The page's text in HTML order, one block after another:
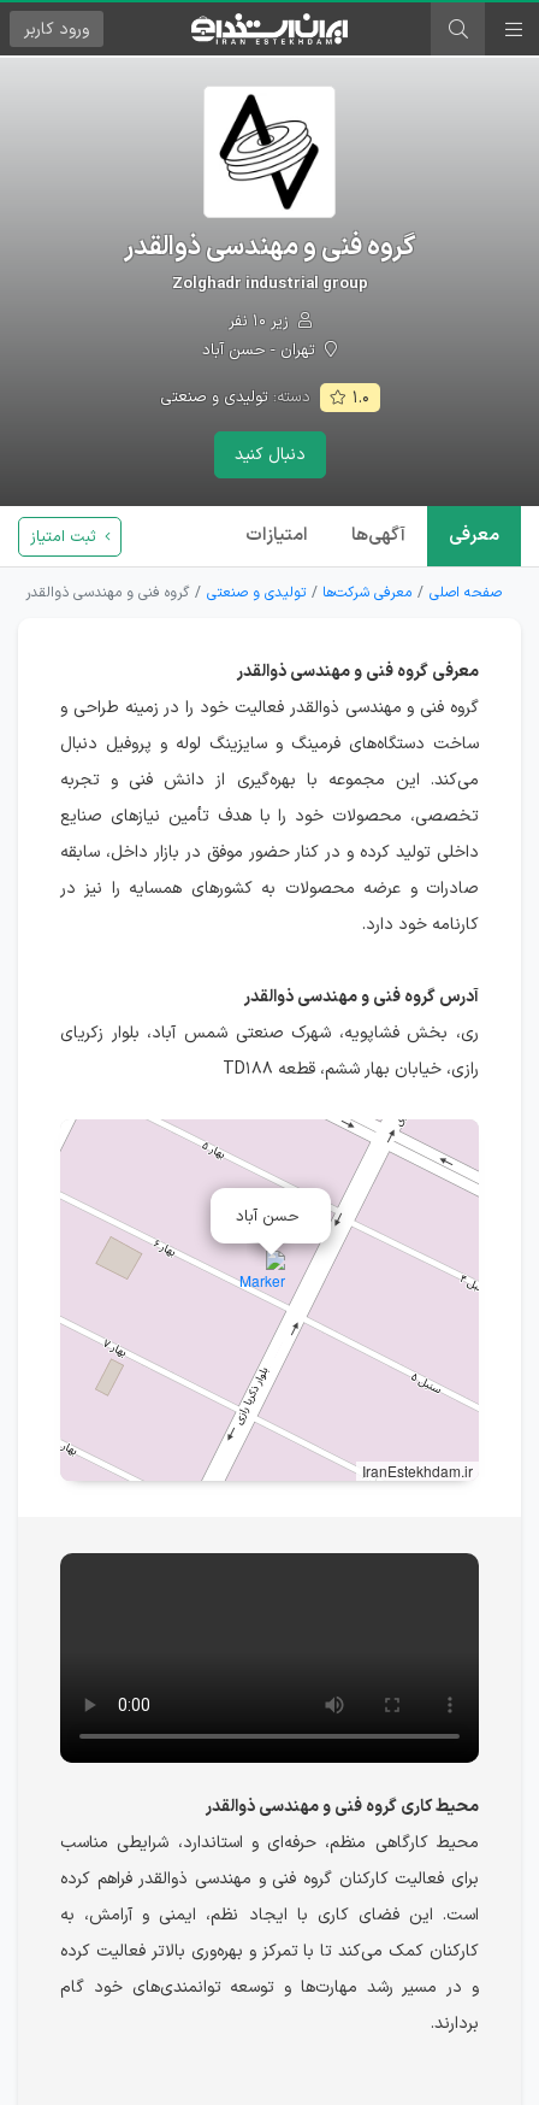
ورود کاربر
گروه فنی و مهندسی ذوالقدر
Zolghadr industrial group
زیر ۱۰ نفر
تهران - حسن آباد
۱.۰ دسته:تولیدی و صنعتی
دنبال کنید
معرفی آگهی‌ها امتیازات ثبت امتیاز
صفحه اصلی معرفی شرکت‌ها تولیدی و صنعتی گروه فنی و مهندسی ذوالقدر
معرفی گروه فنی و مهندسی ذوالقدر
گروه فنی و مهندسی ذوالقدر فعالیت خود را در زمینه طراحی و
ساخت دستگاه‌های فرمینگ و سایزینگ لوله و پروفیل دنبال
می‌کند. این مجموعه با بهره‌گیری از دانش فنی و تجربه
تخصصی، محصولات خود را با هدف تأمین نیازهای صنایع
داخلی تولید کرده و در کنار حضور موفق در بازار داخل، سابقه
صادرات و عرضه محصولات به کشورهای همسایه را نیز در
کارنامه خود دارد.
آدرس گروه فنی و مهندسی ذوالقدر
ری، بخش فشاپویه، شهرک صنعتی شمس آباد، بلوار زکریای
رازی، خیابان بهار ششم، قطعه TD۱۸۸
حسن آباد
IranEstekhdam.ir
محیط کاری گروه فنی و مهندسی ذوالقدر
محیط کارگاهی منظم، حرفه‌ای و استاندارد، شرایطی مناسب
برای فعالیت کارکنان گروه فنی و مهندسی ذوالقدر فراهم کرده
است. این فضای کاری با ایجاد نظم، ایمنی و آرامش، به
کارکنان کمک می‌کند تا با تمرکز و بهره‌وری بالاتر فعالیت کرده
و در مسیر رشد مهارت‌ها و توسعه توانمندی‌های خود گام
بردارند.